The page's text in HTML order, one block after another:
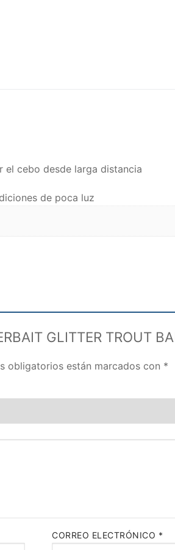
el cebo desde larga distancia
de poca luz
GLITTER TROUT
obligatorios están marcados con *
CORREO ELECTRÓNICO *